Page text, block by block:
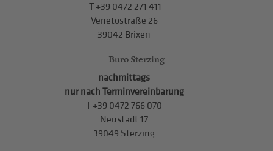
T+39 0472 271 411
Venetostraße 26
39042 Brixen
Büro Sterzing
nachmittags
nur nach Terminvereinbarung
T +39 0472 766 070
Neustadt 17
39049 Sterzing